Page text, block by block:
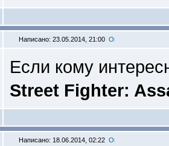
Написано: 23.05.2014, 21:00
Если кому
Street Fighter:
Написано: 18.06.2014, 02:22